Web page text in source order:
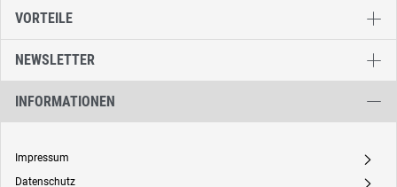
VORTEILE
NEWSLETTER
INFORMATIONEN
Impressum A
Datenschutz A